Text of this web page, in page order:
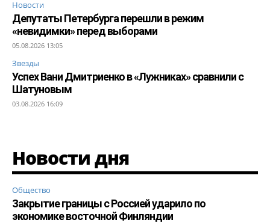
Новости
Депутаты Петербурга перешли в режим
«невидимки» перед выборами
05.08.2026 13:05
Звезды
Успех Вани Дмитриенко в «Лужниках» сравнили с
Шатуновым
03.08.2026 16:09
Новости дня
Общество
Закрытие границы с Россией ударило по
экономике восточной Финляндии